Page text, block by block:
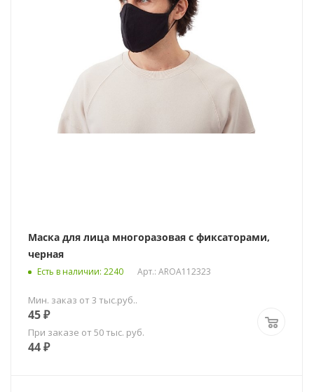
Маска для лица многоразовая с фиксаторами,
черная
Есть в наличии: 2240 Арт.: AROA112323
Мин. заказ от 3 тыс.руб..
45₽
При заказе от 50 тыс. руб.
44₽